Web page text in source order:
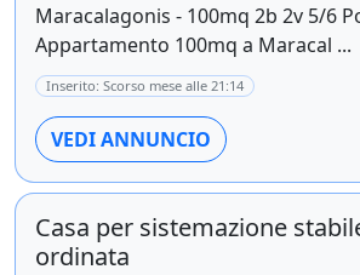
Maracalagonis - 100mq 2b 2v 5/6
Appartamento 100mq a Maracal ...
Inserito: Scorso mese alle 21:14
VEDI ANNUNCIO
Casa per sistemazione
ordinata